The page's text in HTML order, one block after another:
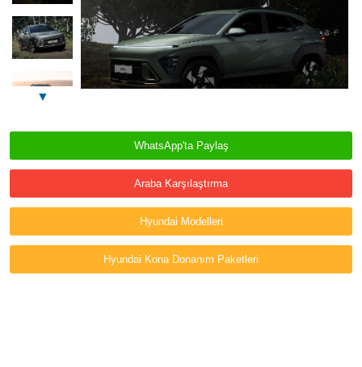
▼
WhatsApp'ta Paylaş
Araba Karşılaştırma
Hyundai Modelleri
Hyundai Kona Donanım Paketleri